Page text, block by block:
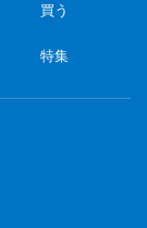
買う
特集